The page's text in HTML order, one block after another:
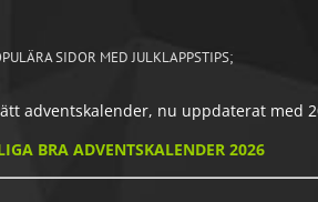
SIDOR MED JULKLAPPSTIPS;
adventskalender, nu uppdaterat med
BRA ADVENTSKALENDER 2026